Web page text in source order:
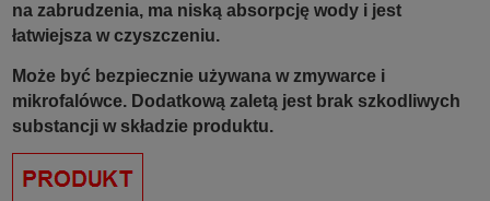
na zabrudzenia, ma niską absorpcję wody i jest
łatwiejsza w czyszczeniu.
Może być bezpiecznie używana w zmywarce i
mikrofalówce. Dodatkową zaletą jest brak szkodliwych
substancji w składzie produktu.